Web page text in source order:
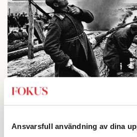
Ansvarsfull användning av dina
BOKRECENSION
1.
2.Vattenbristen är här – men